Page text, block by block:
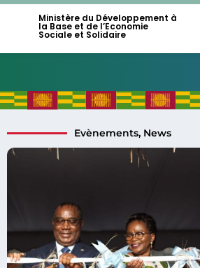
Ministère du Développement à
la Base et de l’Economie
Sociale et Solidaire
Evènements, News